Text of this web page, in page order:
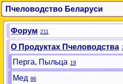
Пчеловодство Беларуси
Форум 211
О Продуктах Пчеловодства
Перга, Пыльца 19
Мед 86